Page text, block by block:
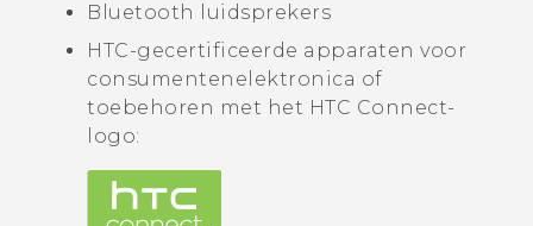
Bluetooth
luidsprekers
HTC-gecertificeerde apparaten voor
consumentenelektronica of
toebehoren met het HTC Connect-
logo: